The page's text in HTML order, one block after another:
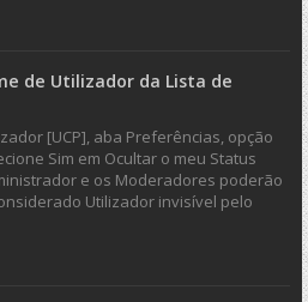
de Utilizador da Lista de
[UCP], aba Preferências, opção
Sim em Ocultar o meu Status
e os Moderadores poderão
Utilizador invisível pelo